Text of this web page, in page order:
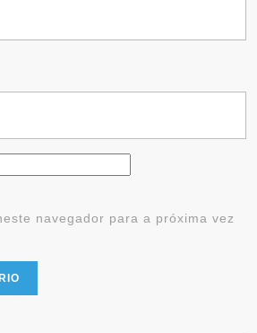
navegador para a próxima vez